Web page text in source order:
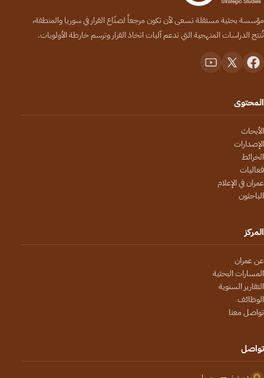
مؤسسة بحثية مستقلة تسعى لأن تكون مرجعاً لصنّاع القرار في سوريا والمنطقة،
تُنتج الدراسات المنهجية التي تدعم آليات اتخاذ القرار وترسم خارطة الأولويات.
المحتوى
الأبحاث
الإصدارات
الخرائط
فعاليات
عمران في الإعلام
الباحثون
المركز
عن عمران
المسارات البحثية
التقارير السنوية
الوظائف
تواصل معنا
تواصل